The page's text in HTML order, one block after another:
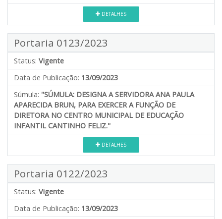
DETALHES
Portaria 0123/2023
Status: Vigente
Data de Publicação: 13/09/2023
Súmula: ''SÚMULA: DESIGNA A SERVIDORA ANA PAULA
APARECIDA BRUN, PARA EXERCER A FUNÇÃO DE
DIRETORA NO CENTRO MUNICIPAL DE EDUCAÇÃO
INFANTIL CANTINHO FELIZ.''
DETALHES
Portaria 0122/2023
Status: Vigente
Data de Publicação: 13/09/2023